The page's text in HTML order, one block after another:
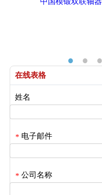
在线表格
姓名
* 电子邮件
* 公司名称